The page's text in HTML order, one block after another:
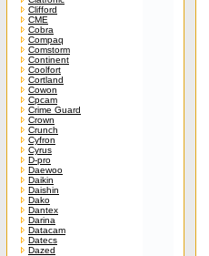
Clifford
CME
Cobra
Compaq
Comstorm
Continent
Coolfort
Cortland
Cowon
Cpcam
Crime Guard
Crown
Crunch
Cyfron
Cyrus
D-pro
Daewoo
Daikin
Daishin
Dako
Dantex
Darina
Datacam
Datecs
Dazed